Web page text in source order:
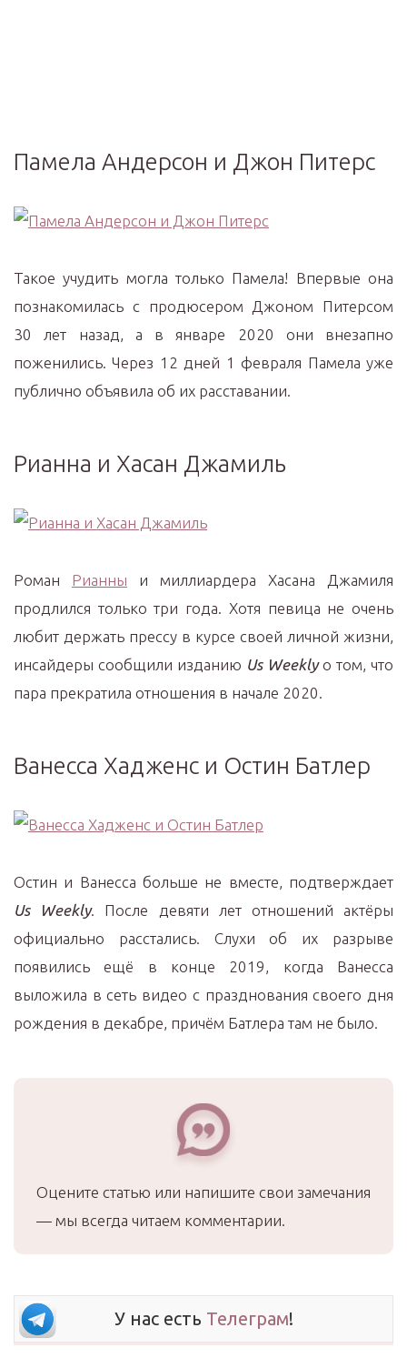
Памела Андерсон и Джон Питерс
Такое учудить могла только Памела! Впервые она
познакомилась с продюсером Джоном Питерсом
30 лет назад, а в январе 2020 они внезапно
поженились. Через 12 дней 1 февраля Памела уже
публично объявила об их расставании.
Рианна и Хасан Джамиль
Роман Рианны и миллиардера Хасана Джамиля
продлился только три года. Хотя певица не очень
любит держать прессу в курсе своей личной жизни,
инсайдеры сообщили изданию Us Weeklyо том, что
пара прекратила отношения в начале 2020.
Ванесса Хадженс и Остин Батлер
Остин и Ванесса больше не вместе, подтверждает
Us
Weekly. После девяти лет отношений актёры
официально расстались. Слухи об их разрыве
появились ещё в конце 2019, когда Ванесса
выложила в сеть видео с празднования своего дня
рождения в декабре, причём Батлера там не было.
Оцените статью или напишите свои замечания
— мы всегда читаем комментарии.
У нас есть Телеграм!